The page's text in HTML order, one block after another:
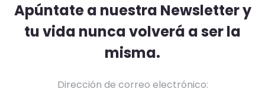
Apúntate a nuestra Newsletter y
tu vida nunca volverá a ser la
misma.
Dirección de correo electrónico: